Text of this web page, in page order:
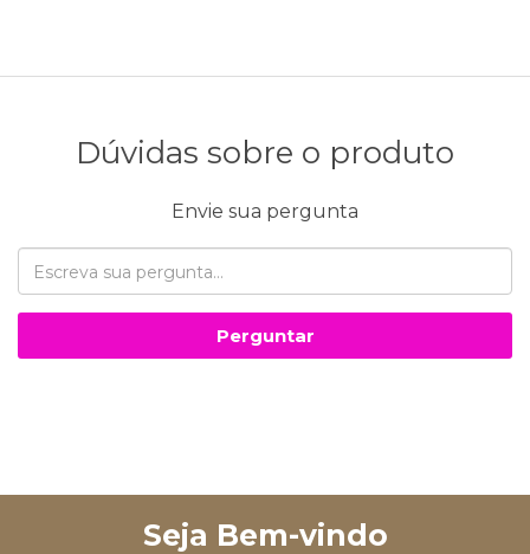
Dúvidas sobre o produto
Envie sua pergunta
Perguntar
Seja Bem-vindo